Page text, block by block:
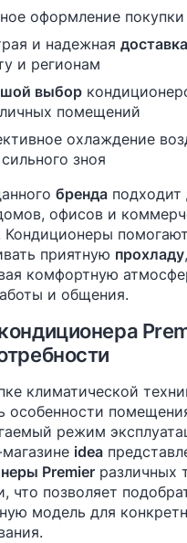
оформление покупки
и надежная доставка
и регионам
выбор
помещений
охлаждение
зноя
бренда подходит
офисов и
Кондиционеры помогают
приятную прохладу,
комфортную
и общения.
климатической
особенности
режим
idea
Premier различных
что позволяет
модель для